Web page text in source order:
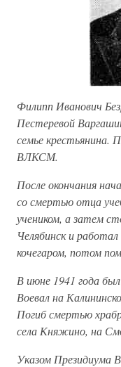
Филипп Иванович
Пестеревой
семье крестьянина.
ВЛКСМ.
После окончания
со смертью отца
учеником, а затем
Челябинск и
кочегаром, потом
В июне 1941 года
Воевал на
Погиб смертью
села Княжино, на
Указом Президиума